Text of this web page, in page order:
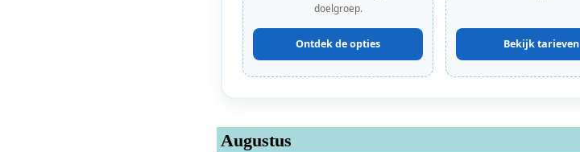
doelgroep.
Ontdek de opties Bekijk tarieven
Augustus